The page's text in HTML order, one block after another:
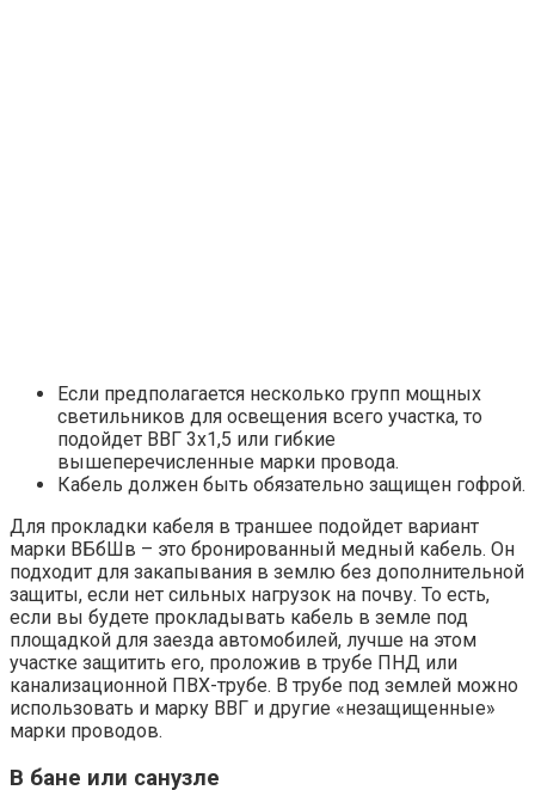
Если предполагается несколько групп мощных
светильников для освещения всего участка, то
подойдет ВВГ 3х1,5 или гибкие
вышеперечисленные марки провода.
Кабель должен быть обязательно защищен гофрой.
Для прокладки кабеля в траншее подойдет вариант
марки ВБбШв – это бронированный медный кабель. Он
подходит для закапывания в землю без дополнительной
защиты, если нет сильных нагрузок на почву. То есть,
если вы будете прокладывать кабель в земле под
площадкой для заезда автомобилей, лучше на этом
участке защитить его, проложив в трубе ПНД или
канализационной ПВХ-трубе. В трубе под землей можно
использовать и марку ВВГ и другие «незащищенные»
марки проводов.
В бане или санузле